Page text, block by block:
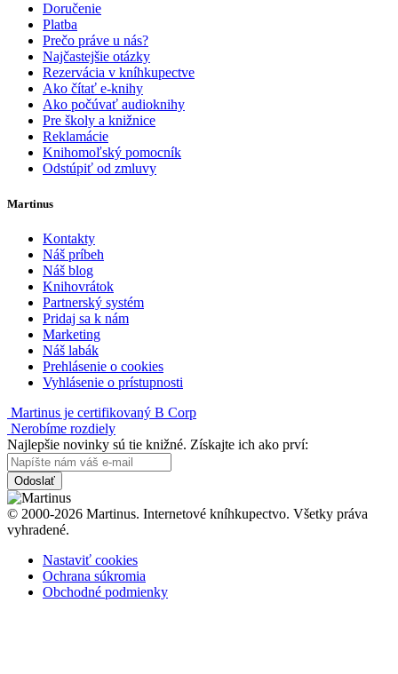
Doručenie
Platba
Prečo práve u nás?
Najčastejšie otázky
Rezervácia v kníhkupectve
Ako čítať e-knihy
Ako počúvať audioknihy
Pre školy a knižnice
Reklamácie
Knihomoľský pomocník
Odstúpiť od zmluvy
Martinus
Kontakty
Náš príbeh
Náš blog
Knihovrátok
Partnerský systém
Pridaj sa k nám
Marketing
Náš labák
Prehlásenie o cookies
Vyhlásenie o prístupnosti
Martinus je certifikovaný B Corp
Nerobíme rozdiely
Najlepšie novinky sú tie knižné. Získajte ich ako prví:
Odoslať
© 2000-2026 Martinus. Internetové kníhkupectvo. Všetky práva
vyhradené.
Nastaviť cookies
Ochrana súkromia
Obchodné podmienky